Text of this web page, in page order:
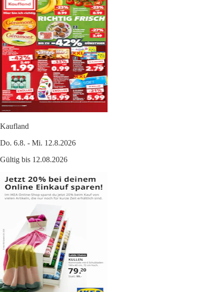
Kaufland
Do. 6.8. - Mi. 12.8.2026
Gültig bis 12.08.2026